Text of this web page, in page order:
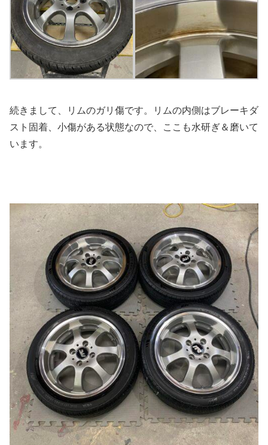
続きまして、リムのガリ傷です。リムの内側はブレーキダ
スト固着、小傷がある状態なので、ここも水研ぎ＆磨いて
います。